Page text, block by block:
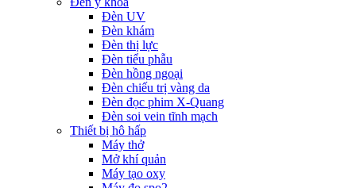
Đèn UV
Đèn khám
Đèn thị lực
Đèn tiểu phẫu
Đèn hồng ngoại
Đèn chiếu trị vàng da
Đèn đọc phim X-Quang
Đèn soi vein tĩnh mạch
Thiết bị hô hấp
Máy thở
Mở khí quản
Máy tạo oxy